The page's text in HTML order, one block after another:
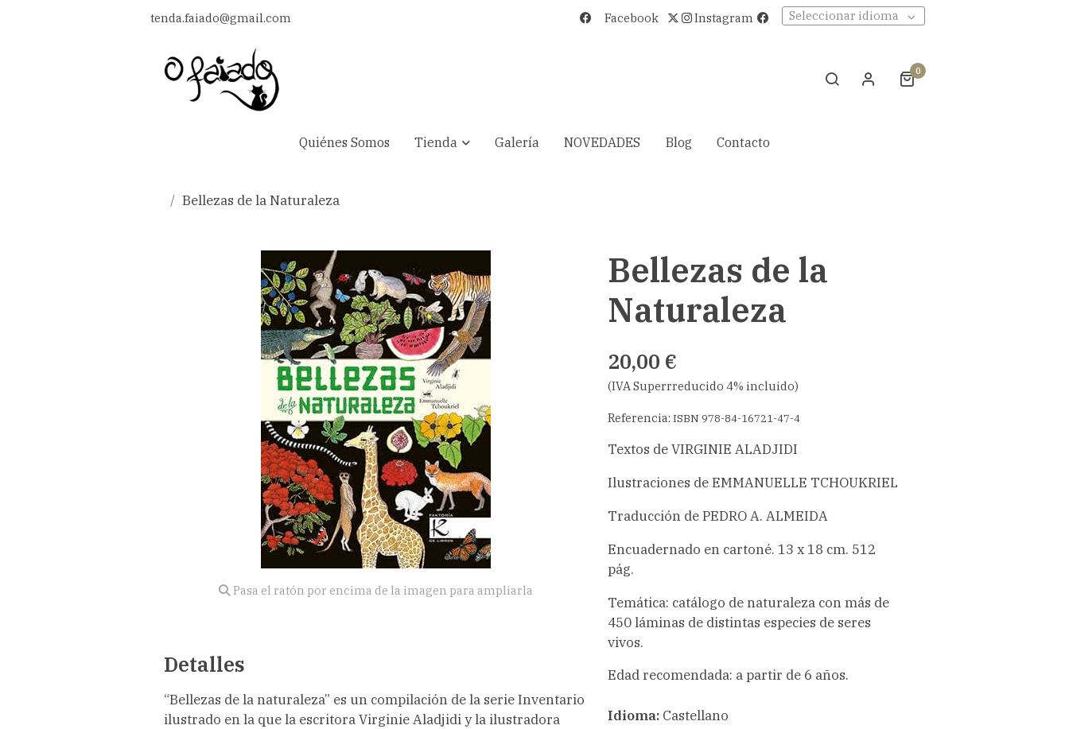
tenda.faiado@gmail.com Facebook Instagram Seleccionar idioma
0
Quiénes Somos Tienda Galería NOVEDADES Blog Contacto
Bellezas de la Naturaleza
Pasa el ratón por encima de la imagen para ampliarla
Detalles
“Bellezas de la naturaleza” es un compilación de la serie Inventario
ilustrado en la que la escritora Virginie Aladjidi y la ilustradora
Bellezas de la
Naturaleza
20,00 €
(IVA Superrreducido 4% incluido)
Referencia: ISBN 978-84-16721-47-4
Textos de VIRGINIE ALADJIDI
Ilustraciones de EMMANUELLE TCHOUKRIEL
Traducción de PEDRO A. ALMEIDA
Encuadernado en cartoné. 13 x 18 cm. 512
pág.
Temática: catálogo de naturaleza con más de
450 láminas de distintas especies de seres
vivos.
Edad recomendada: a partir de 6 años.
Idioma: Castellano